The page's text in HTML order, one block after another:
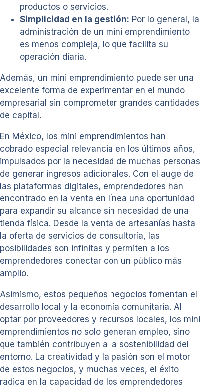
productos o servicios.
Simplicidad en la gestión: Por lo general, la
administración de un mini emprendimiento
es menos compleja, lo que facilita su
operación diaria.
Además, un mini emprendimiento puede ser una
excelente forma de experimentar en el mundo
empresarial sin comprometer grandes cantidades
de capital.
En México, los mini emprendimientos han
cobrado especial relevancia en los últimos años,
impulsados por la necesidad de muchas personas
de generar ingresos adicionales. Con el auge de
las plataformas digitales, emprendedores han
encontrado en la venta en línea una oportunidad
para expandir su alcance sin necesidad de una
tienda física. Desde la venta de artesanías hasta
la oferta de servicios de consultoría, las
posibilidades son infinitas y permiten a los
emprendedores conectar con un público más
amplio.
Asimismo, estos pequeños negocios fomentan el
desarrollo local y la economía comunitaria. Al
optar por proveedores y recursos locales, los mini
emprendimientos no solo generan empleo, sino
que también contribuyen a la sostenibilidad del
entorno. La creatividad y la pasión son el motor
de estos negocios, y muchas veces, el éxito
radica en la capacidad de los emprendedores